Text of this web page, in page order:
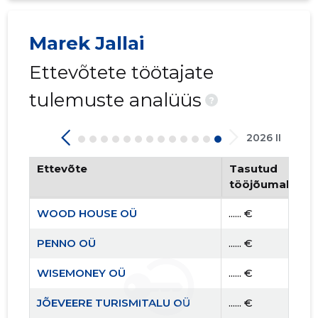
Marek Jallai
Ettevõtete töötajate
tulemuste analüüs
?
2026 II
Ettevõte
Tasutud
tööjõumaksud
WOOD HOUSE OÜ ...... €
PENNO OÜ ...... €
WISEMONEY OÜ ...... €
JÕEVEERE TURISMITALU OÜ ...... €